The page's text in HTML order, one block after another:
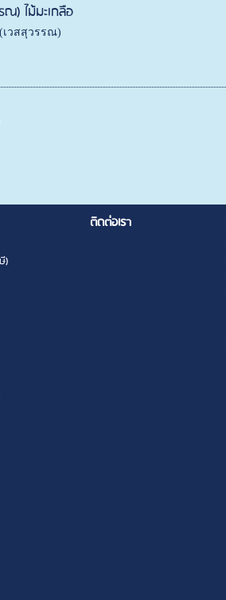
ณ) ไม้มะเกลือ
เวสสุวรรณ)
)
ติดต่อเรา